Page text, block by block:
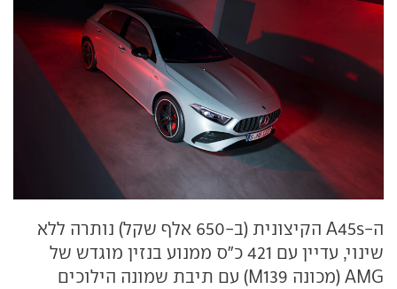
ה-A45s הקיצונית (ב-650 אלף שקל) נותרה ללא
שינוי, עדיין עם 421 כ"ס ממנוע בנזין מוגדש של
AMG (מכונה M139) עם תיבת שמונה הילוכים